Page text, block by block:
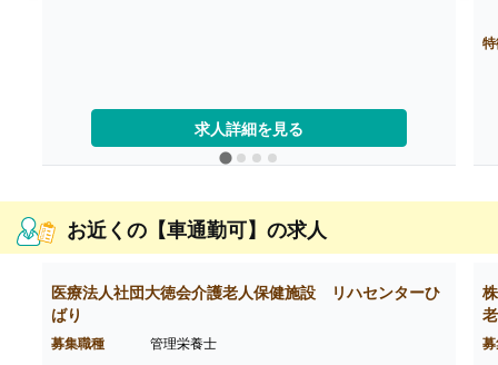
間は900円/回
【賞与】年2回（計2.00ヶ月分）※前年度実績
【通勤手当】あり（上限21,000円/月）
【昇給】あり（1月あたり2,000円-6,000円）※前
求人詳細を見る
お近くの【車通勤可】の求人
医療法人社団大徳会介護老人保健施設 リハセンターひ
ばり
募集職種 管理栄養士